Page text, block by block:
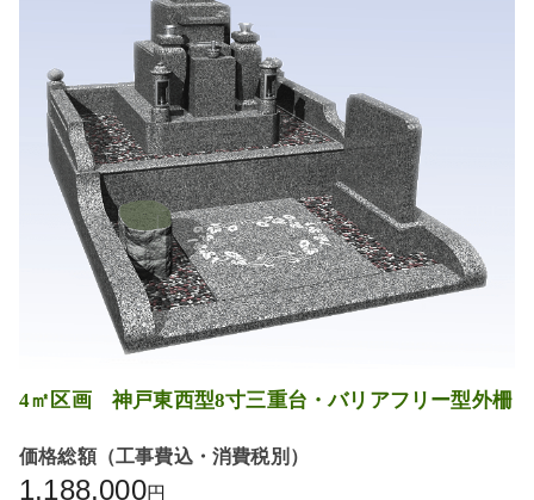
4㎡区画 神戸東西型8寸三重台・バリアフリー型外柵
価格総額（工事費込・消費税別）
1,188,000円